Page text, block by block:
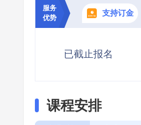
服务
优势
支持订金
已截止报名
课程安排